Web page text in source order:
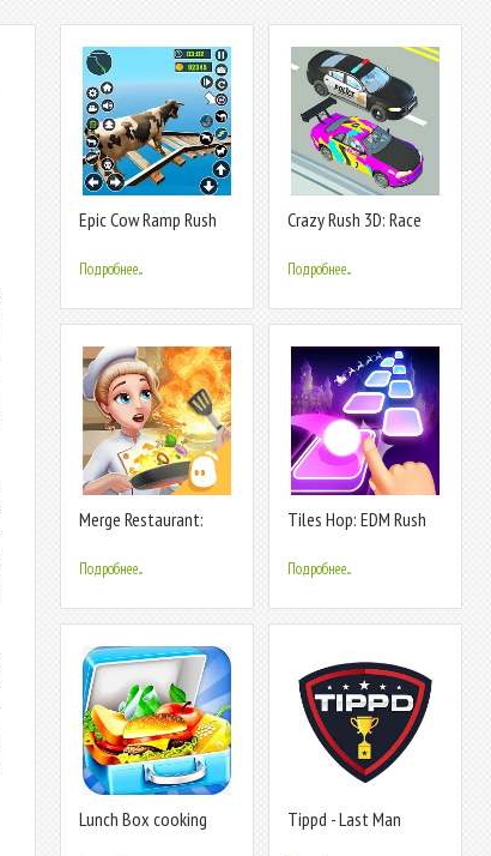
Epic Cow Ramp Rush
Подробнее...
Crazy Rush 3D: Race
Подробнее...
Merge Restaurant:
Подробнее...
Tiles Hop: EDM Rush
Подробнее...
Lunch Box cooking
Tippd - Last Man